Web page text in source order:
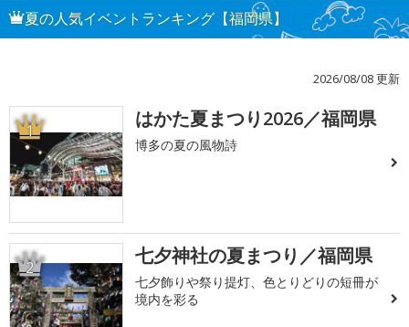
夏の人気イベントランキング【福岡県】
2026/08/08 更新
1 はかた夏まつり2026／福岡県
博多の夏の風物詩
2 七夕神社の夏まつり／福岡県
七夕飾りや祭り提灯、色とりどりの短冊が
境内を彩る